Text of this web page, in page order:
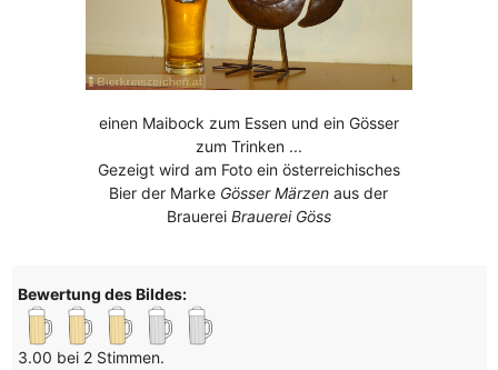
einen Maibock zum Essen und ein Gösser
zum Trinken ...
Gezeigt wird am Foto ein österreichisches
Bier der Marke Gösser Märzen aus der
Brauerei Brauerei Göss
Bewertung des Bildes:
3.00 bei 2 Stimmen.